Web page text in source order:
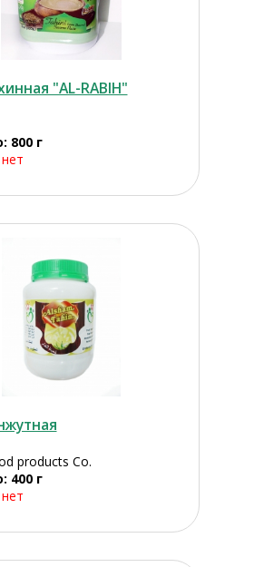
"AL-RABIH"
800 г
products Co.
400 г